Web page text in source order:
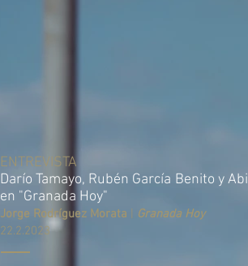
ENTREVISTA
Darío Tamayo, Rubén García Benito y
en "Granada Hoy"
Jorge Rodríguez Morata
Granada Hoy
22.2.2023